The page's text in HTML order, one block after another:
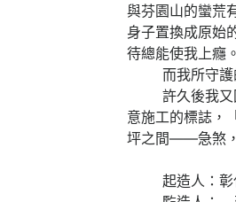
與芬園山的蠻荒
身子置換成原始
待總能使我上癮。
而我所守護的
許久後我又回
意施工的標誌，
坪之間——急煞，
起造人：彰